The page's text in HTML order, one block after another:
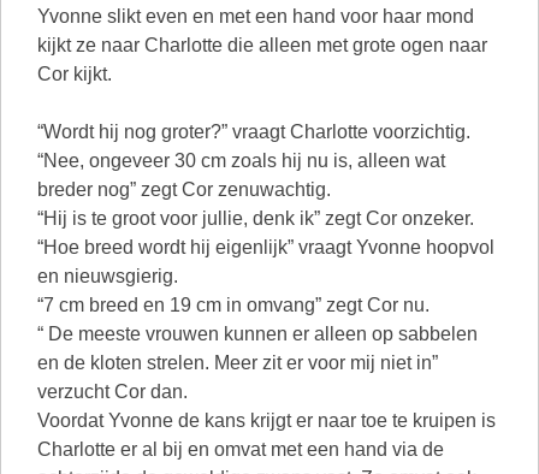
Yvonne slikt even en met een hand voor haar mond
kijkt ze naar Charlotte die alleen met grote ogen naar
Cor kijkt.
“Wordt hij nog groter?” vraagt Charlotte voorzichtig.
“Nee, ongeveer 30 cm zoals hij nu is, alleen wat
breder nog” zegt Cor zenuwachtig.
“Hij is te groot voor jullie, denk ik” zegt Cor onzeker.
“Hoe breed wordt hij eigenlijk” vraagt Yvonne hoopvol
en nieuwsgierig.
“7 cm breed en 19 cm in omvang” zegt Cor nu.
“ De meeste vrouwen kunnen er alleen op sabbelen
en de kloten strelen. Meer zit er voor mij niet in”
verzucht Cor dan.
Voordat Yvonne de kans krijgt er naar toe te kruipen is
Charlotte er al bij en omvat met een hand via de